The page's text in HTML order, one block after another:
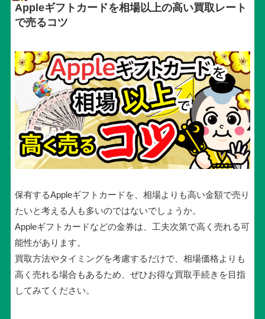
Appleギフトカードを相場以上の高い買取レート
で売るコツ
保有するAppleギフトカードを、相場よりも高い金額で売り
たいと考える人も多いのではないでしょうか。
Appleギフトカードなどの金券は、工夫次第で高く売れる可
能性があります。
買取方法やタイミングを考慮するだけで、相場価格よりも
高く売れる場合もあるため、ぜひお得な買取手続きを目指
してみてください。